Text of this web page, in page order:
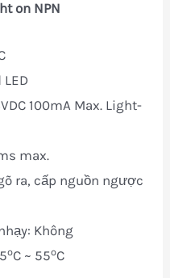
on NPN
100mA Max. Light-
max.
ra, cấp nguồn ngược
Không
oC ~ 55oC